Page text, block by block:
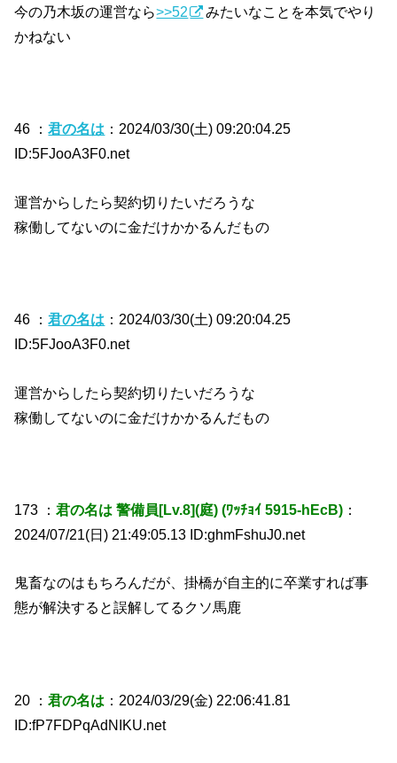
今の乃木坂の運営なら>>52
みたいなことを本気でやり
かねない
46 ：君の名は ：2024/03/30(土) 09:20:04.25
ID:5FJooA3F0.net
運営からしたら契約切りたいだろうな
稼働してないのに金だけかかるんだもの
46 ：君の名は ：2024/03/30(土) 09:20:04.25
ID:5FJooA3F0.net
運営からしたら契約切りたいだろうな
稼働してないのに金だけかかるんだもの
173 ：君の名は 警備員[Lv.8](庭) (ﾜｯﾁｮｲ 5915-hEcB) ：
2024/07/21(日) 21:49:05.13 ID:ghmFshuJ0.net
鬼畜なのはもちろんだが、掛橋が自主的に卒業すれば事
態が解決すると誤解してるクソ馬鹿
20 ：君の名は ：2024/03/29(金) 22:06:41.81
ID:fP7FDPqAdNIKU.net